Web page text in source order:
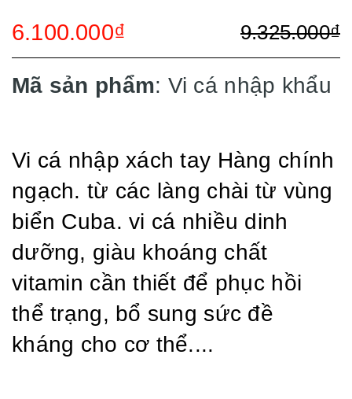
6.100.000₫ 9.325.000₫
Mã sản phẩm: Vi cá nhập khẩu
Vi cá nhập xách tay Hàng chính
ngạch. từ các làng chài từ vùng
biển Cuba. vi cá nhiều dinh
dưỡng, giàu khoáng chất
vitamin cần thiết để phục hồi
thể trạng, bổ sung sức đề
kháng cho cơ thể....